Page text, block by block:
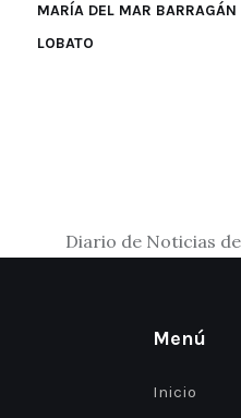
MARÍA DEL MAR BARRAGÁN
LOBATO
Diario de Noticias
Menú
Inicio